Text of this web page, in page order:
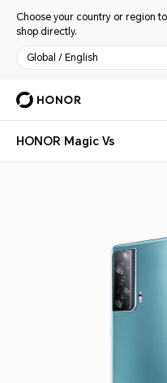
Choose your country or region
shop directly.
Global / English
HONOR Magic Vs